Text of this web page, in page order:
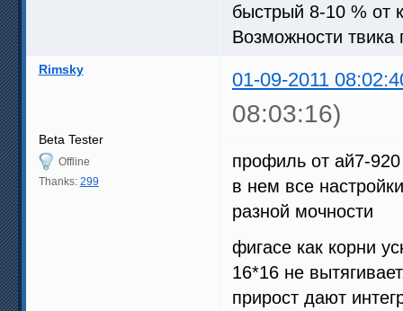
быстрый 8-10 % от
Возможности
Rimsky 01-09-2011
08:03:16)
Beta Tester
Offline
Thanks: 299
профиль от ай7-
в нем все
разной мочности
фигасе как корни
16*16 не
прирост дают